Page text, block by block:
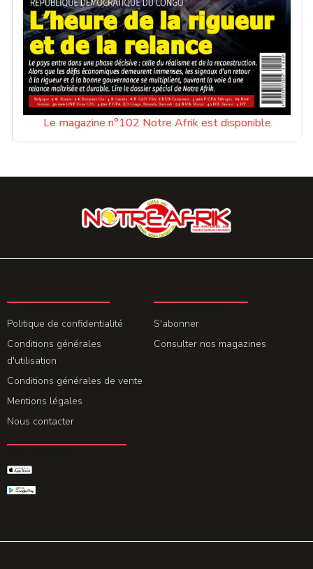
Le magazine n°102 Notre Afrik est disponible
Politique de confidentialité
Conditions générales
d'utilisation
Conditions générales de vente
Mentions légales
Nous contacter
S'abonner
Consulter nos magazines